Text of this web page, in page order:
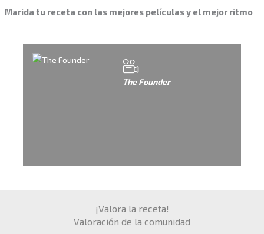
Marida tu receta con las mejores películas y el mejor ritmo
The Founder
¡Valora la receta!
Valoración de la comunidad